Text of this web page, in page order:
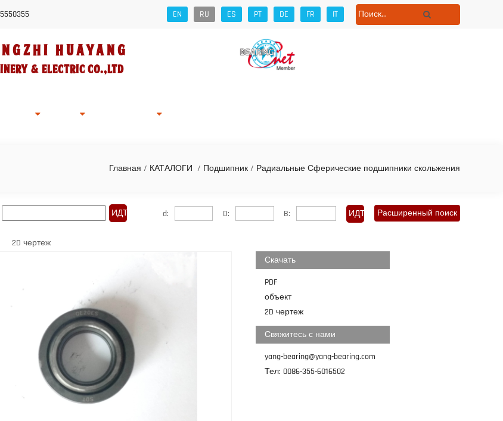
EN RU ES PT DE FR IT
HUAYANG
& Electric Co.,Ltd
Главная / КАТАЛОГИ / Подшипник / Радиальные Сферические подшипники скольжения
d: D: B: Расширенный поиск
2D чертеж
Скачать
PDF
объект
2D чертеж
Свяжитесь с нами
yang-bearing@yang-bearing.com
Тел: 0086-355-6016502